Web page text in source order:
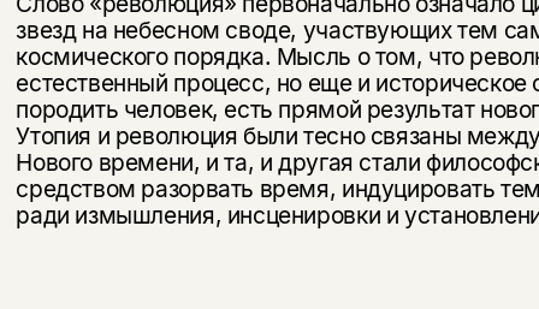
звезд на небесном своде, участвующих тем
космического по­рядка. Мысль о том, что
естественный процесс, но еще и
породить человек, есть прямой результат
Утопия и революция были тесно связаны
Нового времени, и та, и другая стали
средством разорвать время, индуцировать
ради измышления, инсценировки и